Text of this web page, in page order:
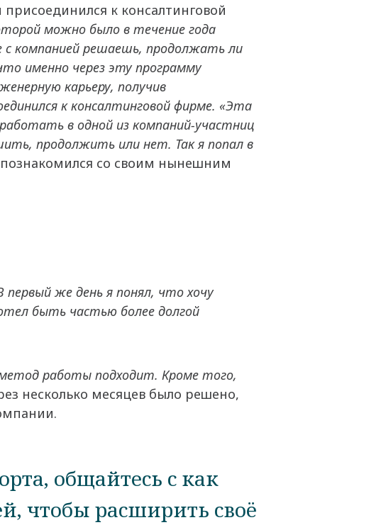
к консалтинговой
можно было в течение года
компанией решаешь, продолжать ли
именно через эту программу
карьеру, получив
к консалтинговой фирме. «Эта
в одной из компаний-участниц
продолжить или нет. Так я попал в
со своим нынешним
первый же день я понял, что хочу
быть частью более долгой
работы подходит. Кроме того,
несколько месяцев было решено,
общайтесь с как
чтобы расширить своё